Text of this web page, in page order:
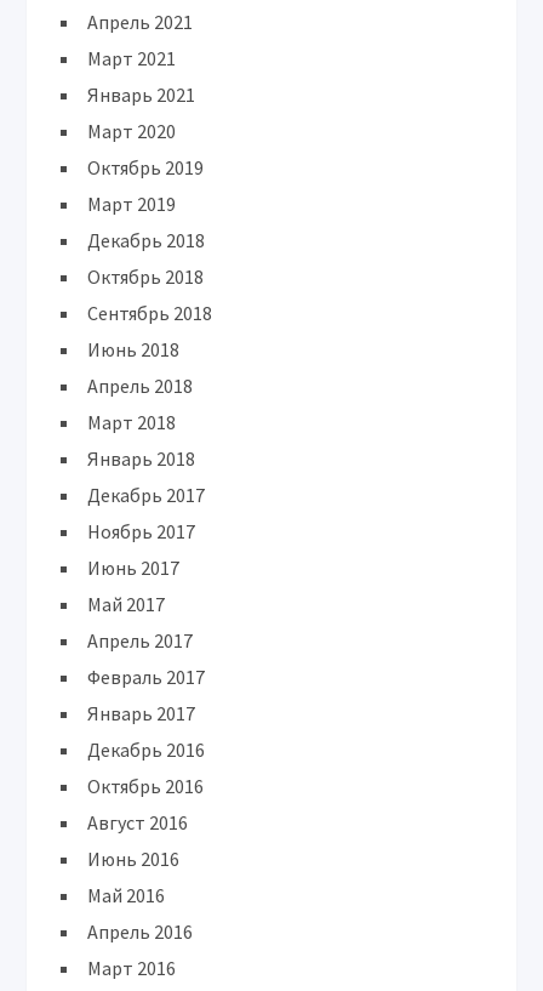
Апрель 2021
Март 2021
Январь 2021
Март 2020
Октябрь 2019
Март 2019
Декабрь 2018
Октябрь 2018
Сентябрь 2018
Июнь 2018
Апрель 2018
Март 2018
Январь 2018
Декабрь 2017
Ноябрь 2017
Июнь 2017
Май 2017
Апрель 2017
Февраль 2017
Январь 2017
Декабрь 2016
Октябрь 2016
Август 2016
Июнь 2016
Май 2016
Апрель 2016
Март 2016